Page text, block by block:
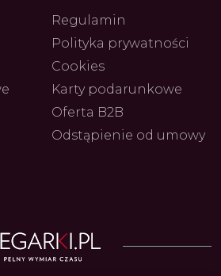
Regulamin
Polityka prywatności
Cookies
Karty podarunkowe
Oferta B2B
Odstąpienie od umowy